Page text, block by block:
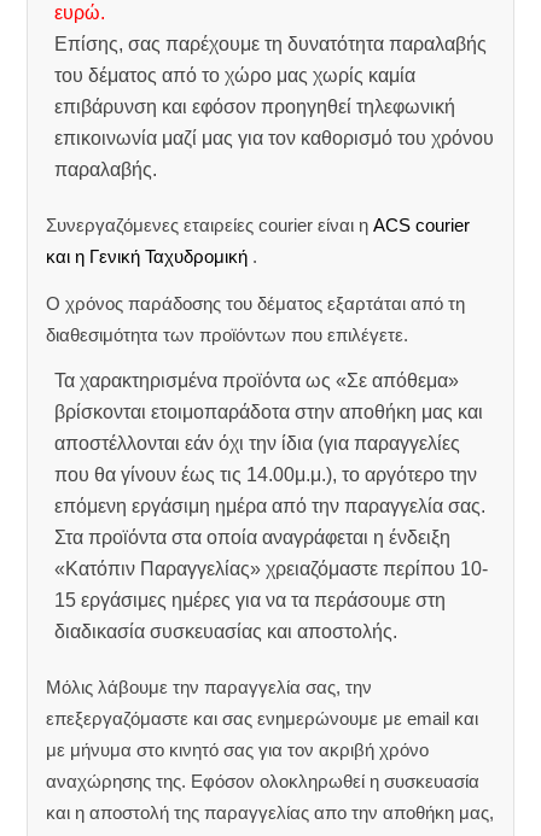
ευρώ.
Επίσης, σας παρέχουμε τη δυνατότητα παραλαβής
του δέματος από το χώρο μας χωρίς καμία
επιβάρυνση και εφόσον προηγηθεί τηλεφωνική
επικοινωνία μαζί μας για τον καθορισμό του χρόνου
παραλαβής.
Συνεργαζόμενες εταιρείες courier είναι ηACS courier
και η Γενική Ταχυδρομική .
Ο χρόνος παράδοσης του δέματος εξαρτάται από τη
διαθεσιμότητα των προϊόντων που επιλέγετε.
Τα χαρακτηρισμένα προϊόντα ως «Σε απόθεμα»
βρίσκονται ετοιμοπαράδοτα στην αποθήκη μας και
αποστέλλονται εάν όχι την ίδια (για παραγγελίες
που θα γίνουν έως τις 14.00μ.μ.), το αργότερο την
επόμενη εργάσιμη ημέρα από την παραγγελία σας.
Στα προϊόντα στα οποία αναγράφεται η ένδειξη
«Κατόπιν Παραγγελίας» χρειαζόμαστε περίπου 10-
15 εργάσιμες ημέρες για να τα περάσουμε στη
διαδικασία συσκευασίας και αποστολής.
Μόλις λάβουμε την παραγγελία σας, την
επεξεργαζόμαστε και σας ενημερώνουμε με email και
με μήνυμα στο κινητό σας για τον ακριβή χρόνο
αναχώρησης της. Εφόσον ολοκληρωθεί η συσκευασία
και η αποστολή της παραγγελίας απο την αποθήκη μας,